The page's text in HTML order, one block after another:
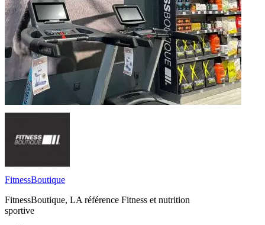
FitnessBoutique
FitnessBoutique, LA référence Fitness et nutrition
sportive